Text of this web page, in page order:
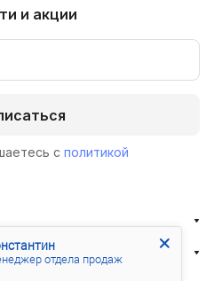
и акции
с политикой
отдела продаж